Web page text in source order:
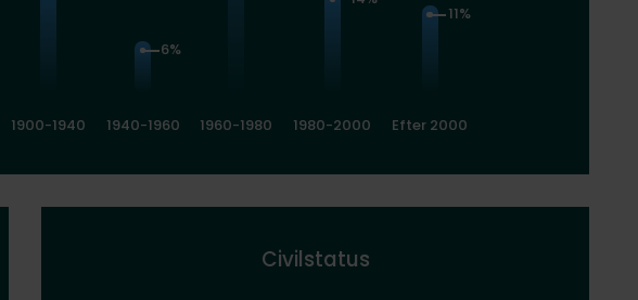
1900-1940
6%
1940-1960 1960-1980 1980-2000
11%
Efter 2000
Civilstatus